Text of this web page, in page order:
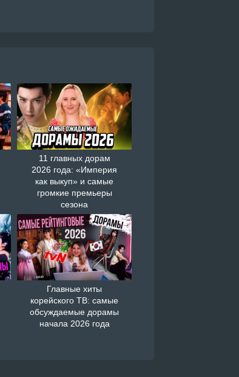
11 главных дорам
2026 года: «Империя
как выкуп» и самые
громкие премьеры
сезона
Главные хиты
корейского ТВ: самые
обсуждаемые дорамы
начала 2026 года